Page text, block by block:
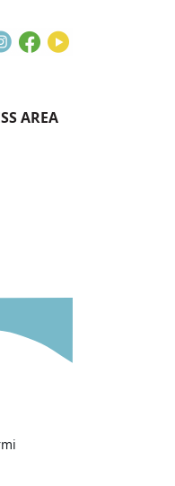
InstagramFacebook
AREA